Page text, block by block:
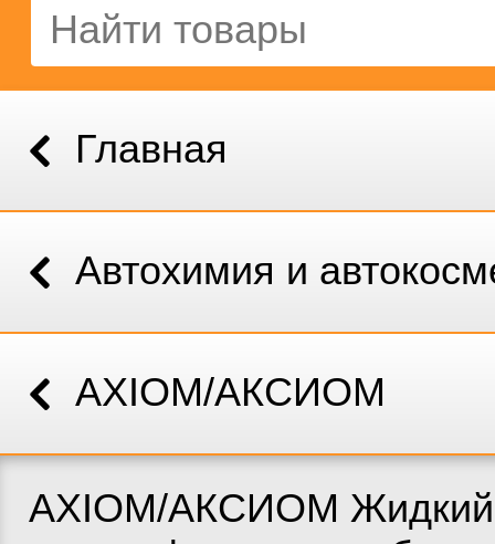
Главная
Автохимия и
AXIOM/АКСИОМ
AXIOM/АКСИОМ Жидкий